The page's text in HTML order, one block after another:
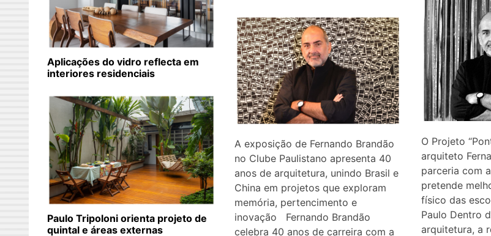
A exposição de Fernando Brandão
no Clube Paulistano apresenta 40
anos de arquitetura, unindo Brasil e
China em projetos que exploram
memória, pertencimento e
inovação Fernando Brandão
celebra 40 anos de carreira com a
O Projeto
arquiteto
parceria com
pretende
físico das
Paulo Dentro
arquitetura, a
Aplicações do vidro reflecta em
interiores residenciais
Paulo Tripoloni orienta projeto de
quintal e áreas externas